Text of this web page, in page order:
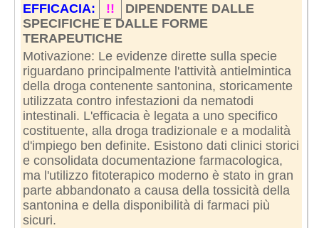
EFFICACIA: !!
DIPENDENTE DALLE
SPECIFICHE E DALLE FORME
TERAPEUTICHE
Motivazione: Le evidenze dirette sulla specie
riguardano principalmente l'attività antielmintica
della droga contenente santonina, storicamente
utilizzata contro infestazioni da nematodi
intestinali. L'efficacia è legata a uno specifico
costituente, alla droga tradizionale e a modalità
d'impiego ben definite. Esistono dati clinici storici
e consolidata documentazione farmacologica,
ma l'utilizzo fitoterapico moderno è stato in gran
parte abbandonato a causa della tossicità della
santonina e della disponibilità di farmaci più
sicuri.